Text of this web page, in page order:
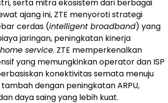
serta mitra ekosistem dari berbagai
ajang ini, ZTE menyoroti strategi
cerdas (intelligent broadband) yang
jaringan, peningkatan kinerja
home service. ZTE memperkenalkan
yang memungkinkan operator dan ISP
konektivitas semata menuju
dengan peningkatan ARPU,
daya saing yang lebih kuat.